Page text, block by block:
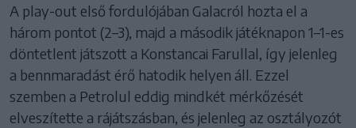
A play-out első fordulójában Galacról hozta el a
három pontot (2–3), majd a második játéknapon 1–1-es
döntetlent játszott a Konstancai Farullal, így jelenleg
a bennmaradást érő hatodik helyen áll. Ezzel
szemben a Petrolul eddig mindkét mérkőzését
elveszítette a rájátszásban, és jelenleg az osztályozót